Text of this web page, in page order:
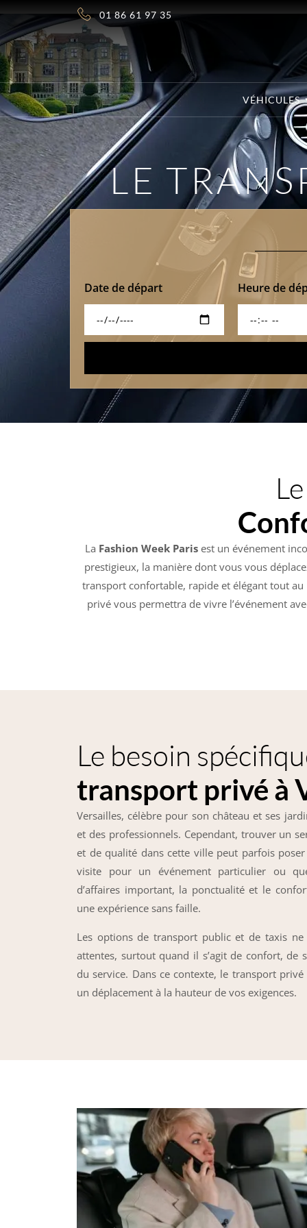
01 86 61 97 35
VÉHICULES
LE
Date de départ Heure de
La Fashion Week Paris est un événement
prestigieux, la manière dont vous vous
transport confortable, rapide et élégant tout
privé vous permettra de vivre l’événement
Le besoin
transport privé à
Versailles, célèbre pour son château et ses
et des professionnels. Cependant, trouver un
et de qualité dans cette ville peut parfois
visite pour un événement particulier ou
d’affaires important, la ponctualité et le
une expérience sans faille.
Les options de transport public et de taxis
attentes, surtout quand il s’agit de confort, de
du service. Dans ce contexte, le transport
un déplacement à la hauteur de vos exigences.